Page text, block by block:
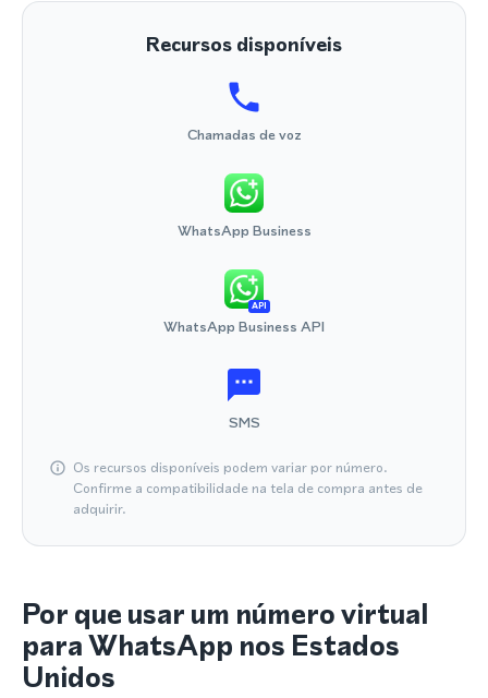
Recursos disponíveis
Chamadas de voz
WhatsApp Business
API
WhatsApp Business API
SMS
Os recursos disponíveis podem variar por número.
Confirme a compatibilidade na tela de compra antes de
adquirir.
Por que usar um número virtual
para WhatsApp nos Estados
Unidos